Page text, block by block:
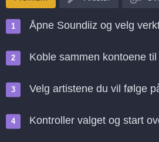
Åpne Soundiiz og velg
Koble sammen kontoene
Velg artistene du vil følge
Kontroller valget og start